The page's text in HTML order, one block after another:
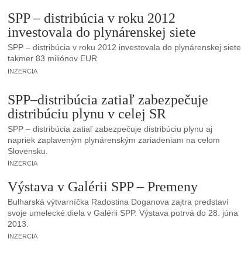
SPP – distribúcia v roku 2012
investovala do plynárenskej siete
SPP – distribúcia v roku 2012 investovala do plynárenskej siete
takmer 83 miliónov EUR
INZERCIA
SPP–distribúcia zatiaľ zabezpečuje
distribúciu plynu v celej SR
SPP – distribúcia zatiaľ zabezpečuje distribúciu plynu aj
napriek zaplaveným plynárenským zariadeniam na celom
Slovensku.
INZERCIA
Výstava v Galérii SPP – Premeny
Bulharská výtvarníčka Radostina Doganova zajtra predstaví
svoje umelecké diela v Galérii SPP. Výstava potrvá do 28. júna
2013.
INZERCIA